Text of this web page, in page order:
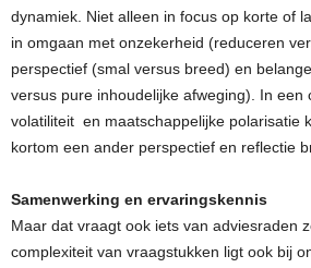
dynamiek. Niet alleen in focus op korte of
in omgaan met onzekerheid (reduceren
perspectief (smal versus breed) en
versus pure inhoudelijke afweging). In een
volatiliteit en maatschappelijke polarisatie
kortom een ander perspectief en reflectie
Samenwerking en ervaringskennis
Maar dat vraagt ook iets van adviesraden
complexiteit van vraagstukken ligt ook bij